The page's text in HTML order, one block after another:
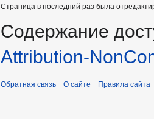
Страница в последний раз была
Содержание
Attribution-
Обратная связь О сайте Правила сайта